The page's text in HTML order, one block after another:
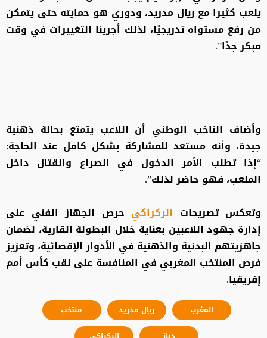
يلعب كثيرا مع ريال مدريد، ودوري هو حمايته حتى يتمكن
من رفع مستواه تدريجيًا، لذلك أجرينا التغييرات في وقت
مبكر جدًا”.
وأضاف الناخب الوطني أن اللاعب يتمتع بحالة ذهنية
جيدة، وأنه مستعد للمشاركة بشكل كامل عند الحاجة:
“إذا تطلب الأمر الدخول في الصراع والقتال داخل
الملعب، فهو حاضر لذلك”.
وتعكس تصريحات الركراكي حرص الجهاز الفني على
إدارة جهود اللاعبين بعناية خلال البطولة القارية، لضمان
جاهزيتهم البدنية والذهنية في الأدوار الإقصائية، وتعزيز
فرص المنتخب المغربي في المنافسة على لقب كأس أمم
إفريقيا.
المغرب ريال مدريد
منتخب